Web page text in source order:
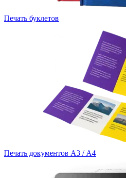
Печать буклетов
Печать документов А3 / А4